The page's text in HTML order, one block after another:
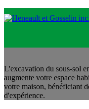
L'excavation du sous-sol
augmente votre espace
votre maison, bénéficiant
d'expérience.